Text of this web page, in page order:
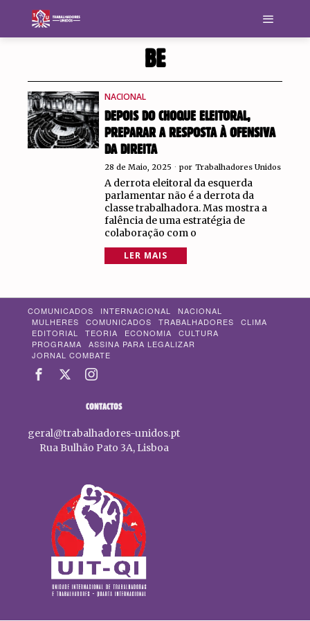
BE
NACIONAL
DEPOIS DO CHOQUE ELEITORAL,
PREPARAR A RESPOSTA À OFENSIVA
DA DIREITA
28 de Maio, 2025 por Trabalhadores Unidos
A derrota eleitoral da esquerda
parlamentar não é a derrota da
classe trabalhadora. Mas mostra a
falência de uma estratégia de
colaboração com o
LER MAIS
COMUNICADOS INTERNACIONAL
NACIONAL
MULHERES
COMUNICADOS TRABALHADORES
CLIMA
EDITORIAL
TEORIA ECONOMIA
CULTURA
PROGRAMA
ASSINA PARA LEGALIZAR
JORNAL COMBATE
CONTACTOS
geral@trabalhadores-unidos.pt
Rua Bulhão Pato 3A, Lisboa